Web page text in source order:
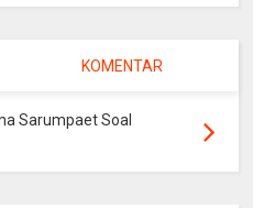
KOMENTAR
Sarumpaet Soal